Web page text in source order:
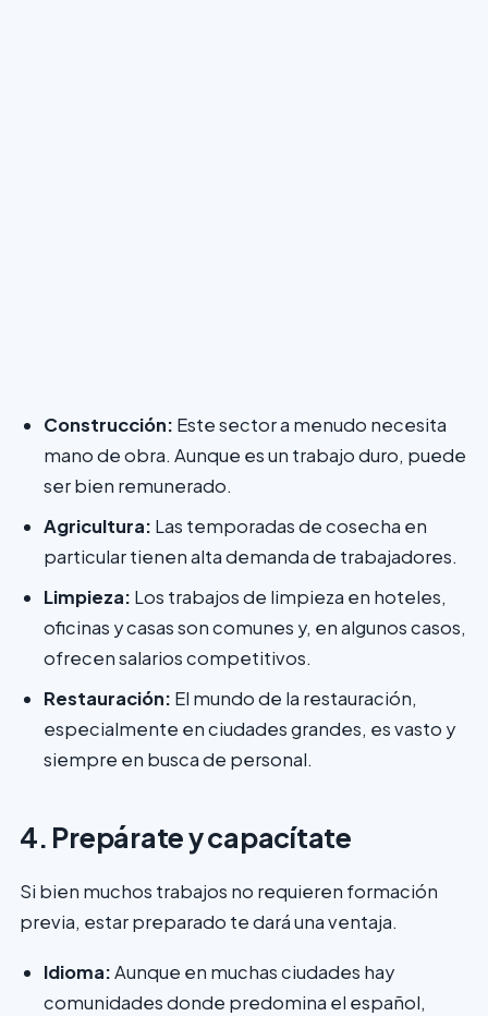
Construcción: Este sector a menudo necesita
mano de obra. Aunque es un trabajo duro, puede
ser bien remunerado.
Agricultura: Las temporadas de cosecha en
particular tienen alta demanda de trabajadores.
Limpieza: Los trabajos de limpieza en hoteles,
oficinas y casas son comunes y, en algunos casos,
ofrecen salarios competitivos.
Restauración: El mundo de la restauración,
especialmente en ciudades grandes, es vasto y
siempre en busca de personal.
4. Prepárate y capacítate
Si bien muchos trabajos no requieren formación
previa, estar preparado te dará una ventaja.
Idioma:Aunque en muchas ciudades hay
comunidades donde predomina el español,